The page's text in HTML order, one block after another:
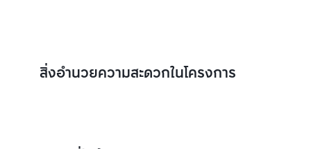
สิ่งอำนวยความสะดวกในโครงการ